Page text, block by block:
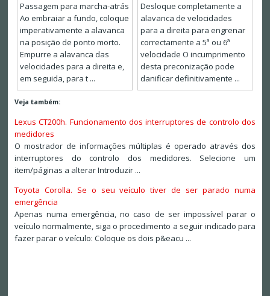
Passagem para marcha-atrás
Ao embraiar a fundo, coloque
imperativamente a alavanca
na posição de ponto morto.
Empurre a alavanca das
velocidades para a direita e,
em seguida, para t ...
Desloque completamente a
alavanca de velocidades
para a direita para engrenar
correctamente a 5ª ou 6ª
velocidade O incumprimento
desta preconização pode
danificar definitivamente ...
Veja também:
Lexus CT200h. Funcionamento dos interruptores de controlo dos
medidores
O mostrador de informações múltiplas é operado através dos
interruptores do controlo dos medidores. Selecione um
item/páginas a alterar Introduzir ...
Toyota Corolla. Se o seu veículo tiver de ser parado numa
emergência
Apenas numa emergência, no caso de ser impossível parar o
veículo normalmente, siga o procedimento a seguir indicado para
fazer parar o veículo: Coloque os dois p&eacu ...